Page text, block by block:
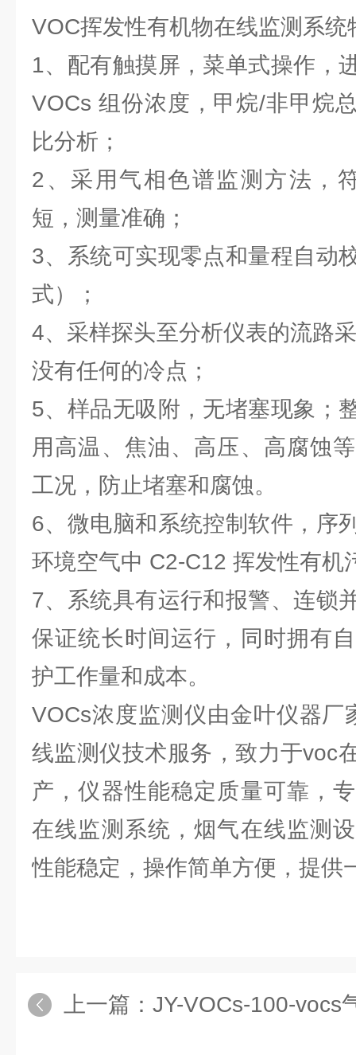
VOC挥发性有机物在线监测系统
1、配有触摸屏，菜单式操作，
VOCs 组份浓度，甲烷/非甲烷
比分析；
2、采用气相色谱监测方法，
短，测量准确；
3、系统可实现零点和量程自动
式）；
4、采样探头至分析仪表的流路
没有任何的冷点；
5、样品无吸附，无堵塞现象；
用高温、焦油、高压、高腐蚀
工况，防止堵塞和腐蚀。
6、微电脑和系统控制软件，序
环境空气中 C2-C12 挥发性有机
7、系统具有运行和报警、连锁
保证统长时间运行，同时拥有
护工作量和成本。
VOCs浓度监测仪由金叶仪器厂
线监测仪技术服务，致力于voc
产，仪器性能稳定质量可靠，
在线监测系统，烟气在线监测
性能稳定，操作简单方便，提供
上一篇： JY-VOCs-100-vocs